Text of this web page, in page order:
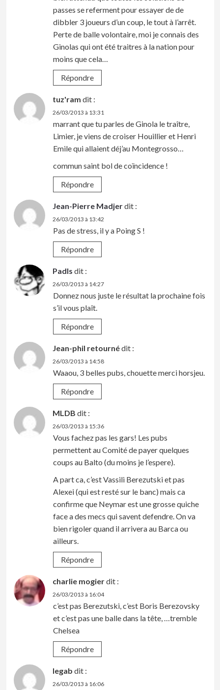
passes se referment pour essayer de de
dibbler 3 joueurs d’un coup, le tout à l’arrêt.
Perte de balle volontaire, moi je connais des
Ginolas qui ont été traitres à la nation pour
moins que cela…
Répondre
tuz'ram dit :
26/03/2013 à 13:31
marrant que tu parles de Ginola le traître,
Limier, je viens de croiser Houillier et Henri
Emile qui allaient déj’au Montegrosso…
commun saint bol de coïncidence !
Répondre
Jean-Pierre Madjerdit :
26/03/2013 à 13:42
Pas de stress, il y a Poing S !
Répondre
Padls dit :
26/03/2013 à 14:27
Donnez nous juste le résultat la prochaine fois
s’il vous plaît.
Répondre
Jean-phil retournédit :
26/03/2013 à 14:58
Waaou, 3 belles pubs, chouette merci horsjeu.
Répondre
MLDB dit :
26/03/2013 à 15:36
Vous fachez pas les gars! Les pubs
permettent au Comité de payer quelques
coups au Balto (du moins je l’espere).
A part ca, c’est Vassili Berezutski et pas
Alexei (qui est resté sur le banc) mais ca
confirme que Neymar est une grosse quiche
face a des mecs qui savent defendre. On va
bien rigoler quand il arrivera au Barca ou
ailleurs.
Répondre
charlie mogierdit :
26/03/2013 à 16:04
c’est pas Berezutski, c’est Boris Berezovsky
et c’est pas une balle dans la tête, …tremble
Chelsea
Répondre
legab dit :
26/03/2013 à 16:06